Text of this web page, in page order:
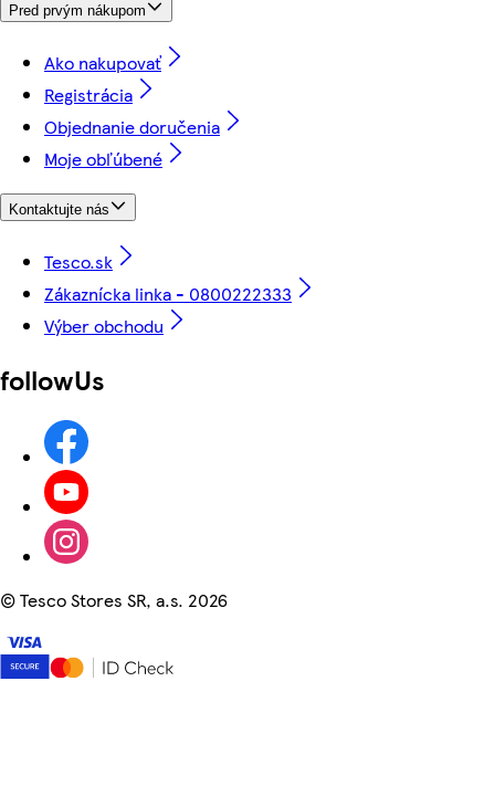
Pred prvým nákupom
Ako nakupovať
Registrácia
Objednanie doručenia
Moje obľúbené
Kontaktujte nás
Tesco.sk
Zákaznícka linka - 0800222333
Výber obchodu
followUs
©Tesco Stores SR, a.s. 2026